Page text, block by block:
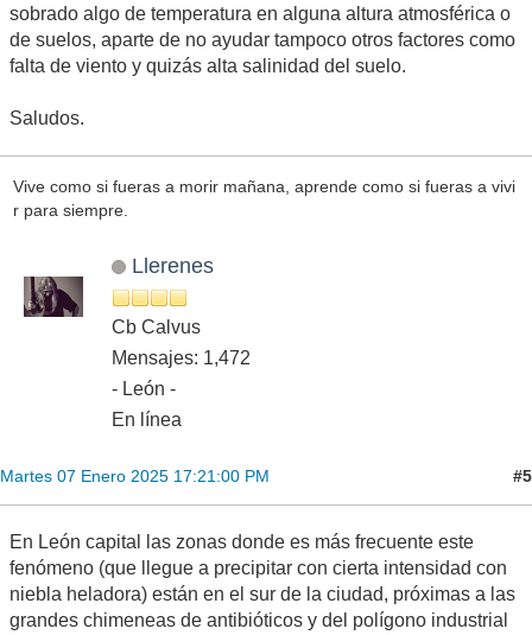
sobrado algo de temperatura en alguna altura atmosférica o
de suelos, aparte de no ayudar tampoco otros factores como
falta de viento y quizás alta salinidad del suelo.
Saludos.
Vive como si fueras a morir mañana, aprende como si fueras a vivi
r para siempre.
Llerenes
Cb Calvus
Mensajes: 1,472
- León -
En línea
Martes 07 Enero 2025 17:21:00 PM #5
En León capital las zonas donde es más frecuente este
fenómeno (que llegue a precipitar con cierta intensidad con
niebla heladora) están en el sur de la ciudad, próximas a las
grandes chimeneas de antibióticos y del polígono industrial